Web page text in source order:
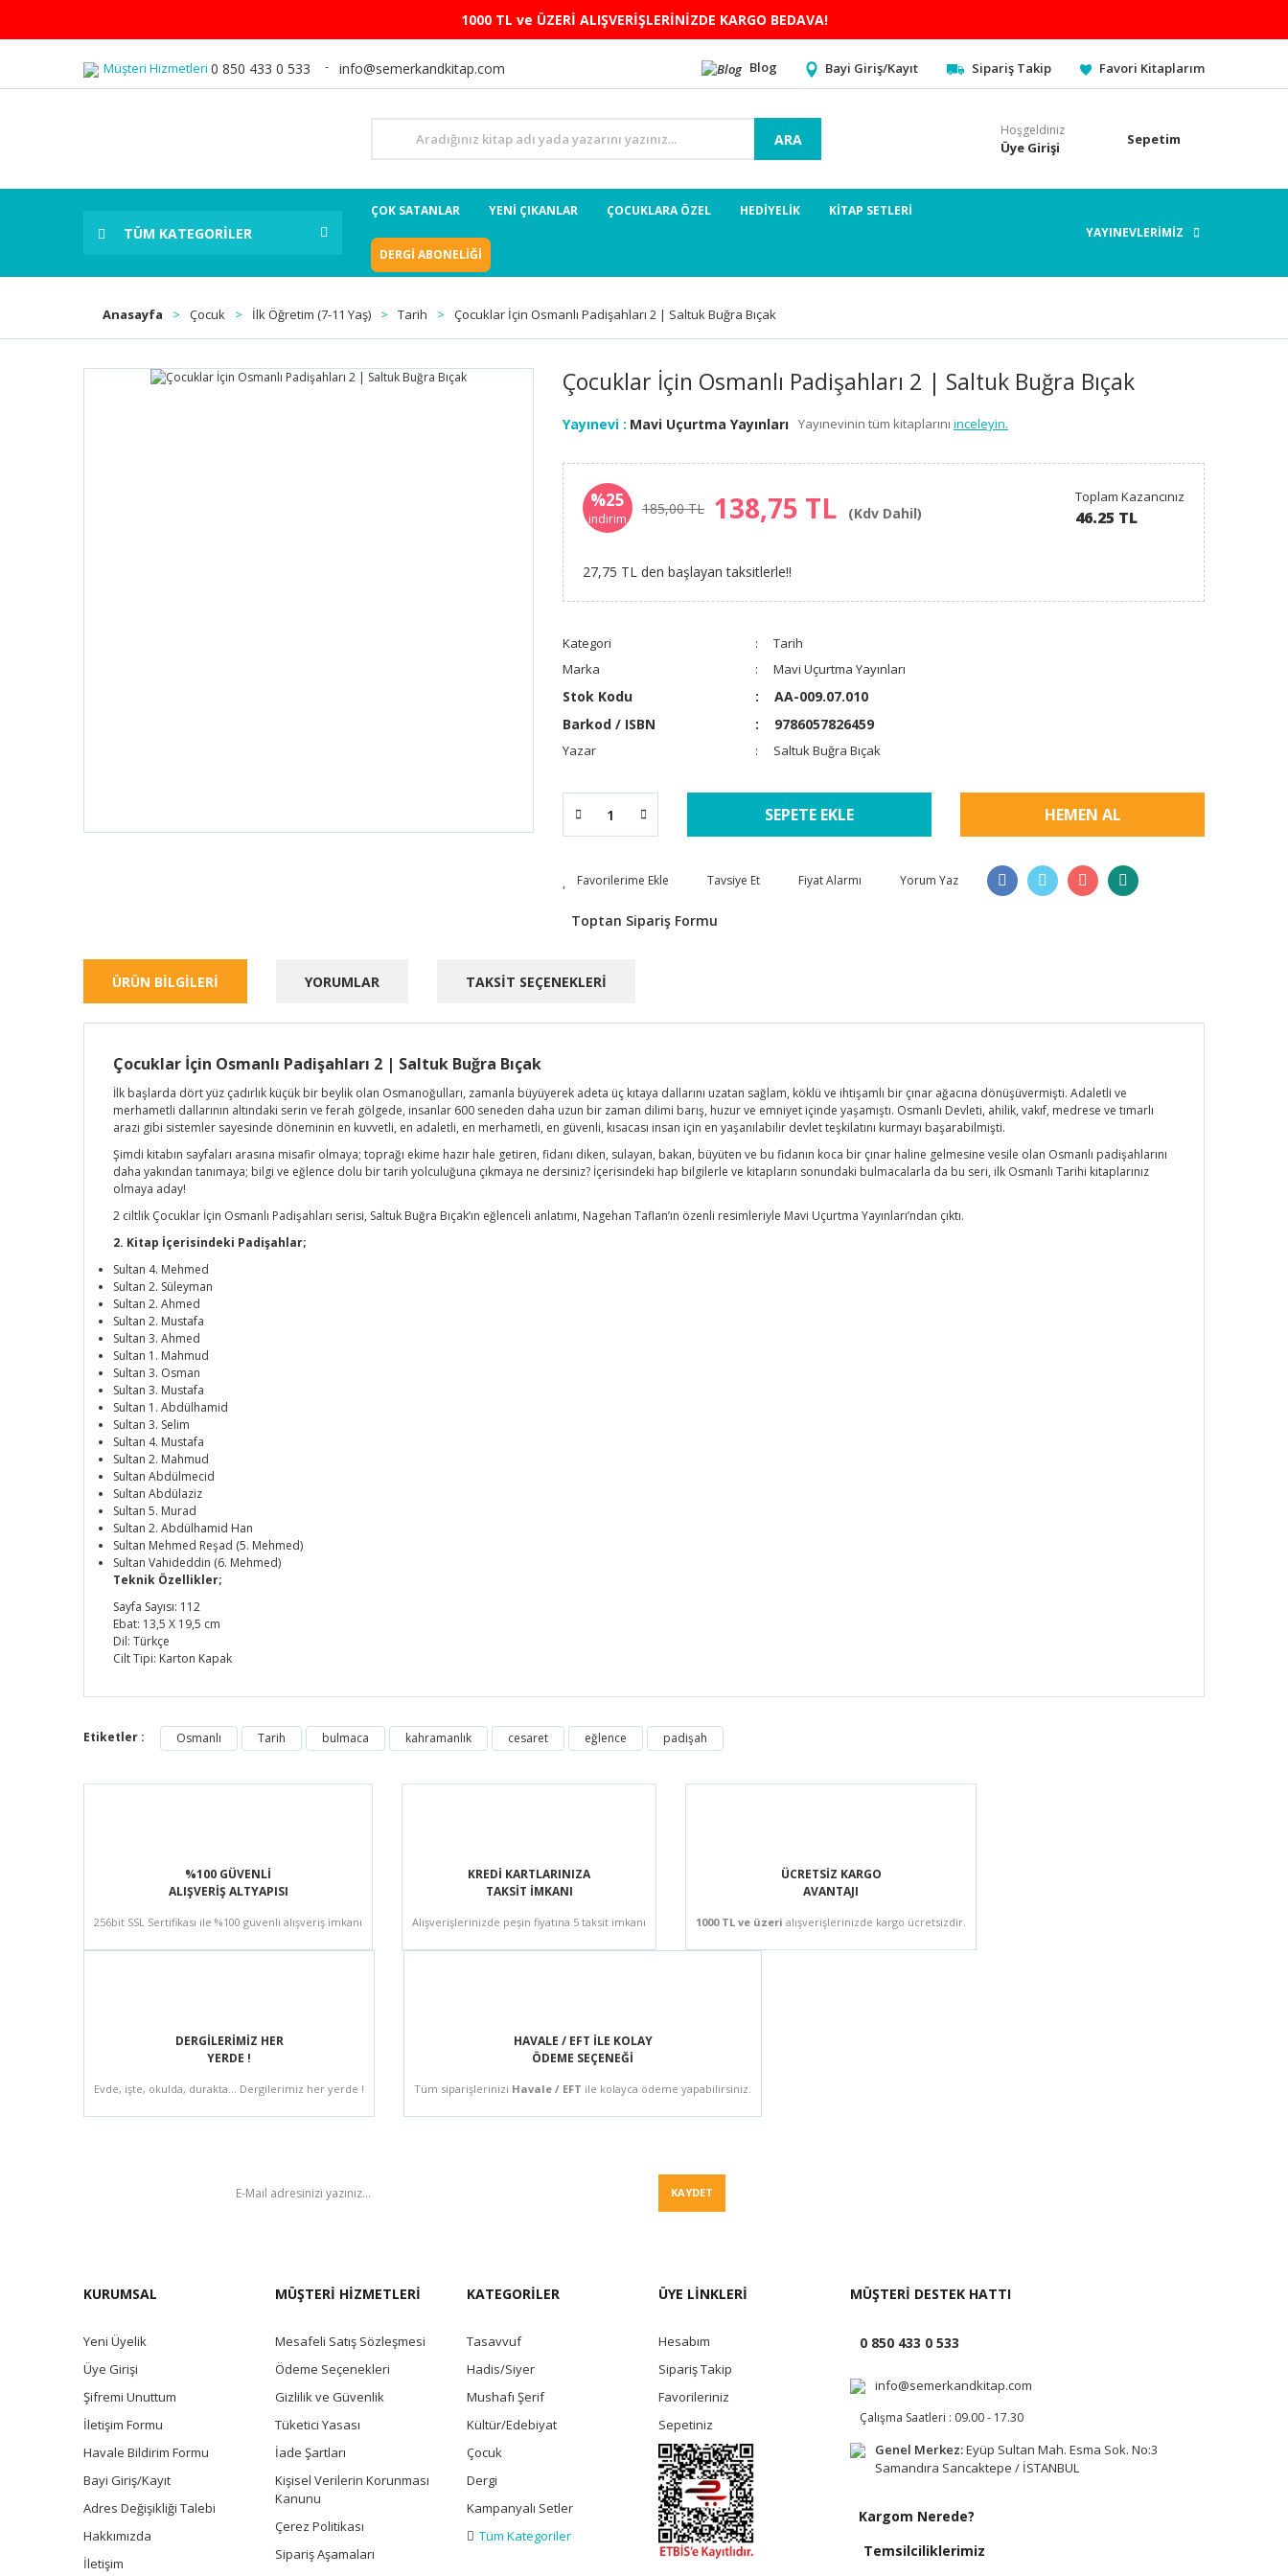
1000 TL ve ÜZERİ ALIŞVERİŞLERİNİZDE KARGO BEDAVA!
Müşteri Hizmetleri 0 850 433 0 533 info@semerkandkitap.com Blog Bayi Giriş/Kayıt Sipariş Takip Favori Kitaplarım
ARA
Hoşgeldiniz
Üye Girişi Sepetim
TÜM KATEGORİLER
ÇOK SATANLAR YENİ ÇIKANLAR ÇOCUKLARA ÖZEL HEDİYELİK KİTAP SETLERİ
DERGİ ABONELİĞİ
YAYINEVLERİMİZ
Anasayfa Çocuk İlk Öğretim (7-11 Yaş) Tarih Çocuklar İçin Osmanlı Padişahları 2 | Saltuk Buğra Bıçak
Çocuklar İçin Osmanlı Padişahları 2 | Saltuk Buğra Bıçak
Yayınevi : Mavi Uçurtma Yayınları Yayınevinin tüm kitaplarını inceleyin.
%25
indirim
185,00 TL 138,75 TL (Kdv Dahil)
Toplam Kazancınız
46.25 TL
27,75 TL den başlayan taksitlerle!!
Kategori
Tarih
Marka
Mavi Uçurtma Yayınları
Stok Kodu
AA-009.07.010
Barkod / ISBN
9786057826459
Yazar Saltuk Buğra Bıçak
SEPETE EKLE HEMEN AL
Tavsiye Et Fiyat Alarmı Yorum Yaz
Toptan Sipariş Formu
ÜRÜN BİLGİLERİ YORUMLAR TAKSİT SEÇENEKLERİ
Çocuklar İçin Osmanlı Padişahları 2 | Saltuk Buğra Bıçak
İlk başlarda dört yüz çadırlık küçük bir beylik olan Osmanoğulları, zamanla büyüyerek adeta üç kıtaya dallarını uzatan sağlam, köklü ve ihtişamlı bir çınar ağacına dönüşüvermişti. Adaletli ve
merhametli dallarının altındaki serin ve ferah gölgede, insanlar 600 seneden daha uzun bir zaman dilimi barış, huzur ve emniyet içinde yaşamıştı. Osmanlı Devleti, ahilik, vakıf, medrese ve tımarlı
arazi gibi sistemler sayesinde döneminin en kuvvetli, en adaletli, en merhametli, en güvenli, kısacası insan için en yaşanılabilir devlet teşkilatını kurmayı başarabilmişti.
Şimdi kitabın sayfaları arasına misafir olmaya; toprağı ekime hazır hale getiren, fidanı diken, sulayan, bakan, büyüten ve bu fidanın koca bir çınar haline gelmesine vesile olan Osmanlı padişahlarını
daha yakından tanımaya; bilgi ve eğlence dolu bir tarih yolculuğuna çıkmaya ne dersiniz? İçerisindeki hap bilgilerle ve kitapların sonundaki bulmacalarla da bu seri, ilk Osmanlı Tarihi kitaplarınız
olmaya aday!
2 ciltlik Çocuklar İçin Osmanlı Padişahları serisi, Saltuk Buğra Bıçak’ın eğlenceli anlatımı, Nagehan Taflan’ın özenli resimleriyle Mavi Uçurtma Yayınları’ndan çıktı.
2. Kitap İçerisindeki Padişahlar;
Sultan 4. Mehmed
Sultan 2. Süleyman
Sultan 2. Ahmed
Sultan 2. Mustafa
Sultan 3. Ahmed
Sultan 1. Mahmud
Sultan 3. Osman
Sultan 3. Mustafa
Sultan 1. Abdülhamid
Sultan 3. Selim
Sultan 4. Mustafa
Sultan 2. Mahmud
Sultan Abdülmecid
Sultan Abdülaziz
Sultan 5. Murad
Sultan 2. Abdülhamid Han
Sultan Mehmed Reşad (5. Mehmed)
Sultan Vahideddin (6. Mehmed)
Teknik Özellikler;
Sayfa Sayısı: 112
Ebat: 13,5 X 19,5 cm
Dil: Türkçe
Cilt Tipi: Karton Kapak
Etiketler : Osmanlı Tarih bulmaca kahramanlık cesaret eğlence padişah
%100 GÜVENLİ
ALIŞVERİŞ ALTYAPISI
256bit SSL Sertifikası ile %100 güvenli alışveriş imkanı
KREDİ KARTLARINIZA
TAKSİT İMKANI
Alışverişlerinizde peşin fiyatına 5 taksit imkanı
ÜCRETSİZ KARGO
AVANTAJI
1000 TL ve üzeri alışverişlerinizde kargo ücretsizdir.
DERGİLERİMİZ HER
YERDE !
Evde, işte, okulda, durakta... Dergilerimiz her yerde !
HAVALE / EFT İLE KOLAY
ÖDEME SEÇENEĞİ
Tüm siparişlerinizi Havale / EFT ile kolayca ödeme yapabilirsiniz.
KAYDET
KURUMSAL
Yeni Üyelik
Üye Girişi
Şifremi Unuttum
İletişim Formu
Havale Bildirim Formu
Bayi Giriş/Kayıt
Adres Değişikliği Talebi
Hakkımızda
İletişim
MÜŞTERİ HİZMETLERİ
Mesafeli Satış Sözleşmesi
Ödeme Seçenekleri
Gizlilik ve Güvenlik
Tüketici Yasası
İade Şartları
Kişisel Verilerin Korunması
Kanunu
Çerez Politikası
Sipariş Aşamaları
KATEGORİLER
Tasavvuf
Hadis/Siyer
Mushafı Şerif
Kültür/Edebiyat
Çocuk
Dergi
Kampanyalı Setler
Tüm Kategoriler
ÜYE LİNKLERİ
Hesabım
Sipariş Takip
Favorileriniz
Sepetiniz
MÜŞTERİ DESTEK HATTI
0 850 433 0 533
info@semerkandkitap.com
Çalışma Saatleri : 09.00 - 17.30
Genel Merkez:Eyüp Sultan Mah. Esma Sok. No:3
Samandıra Sancaktepe / İSTANBUL
Kargom Nerede?
Temsilciliklerimiz